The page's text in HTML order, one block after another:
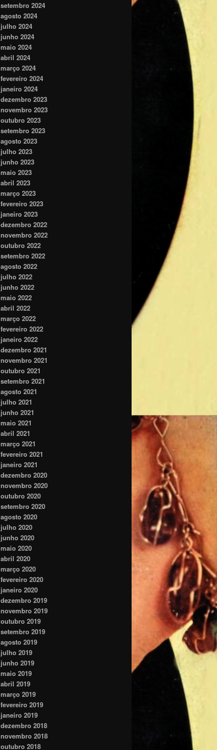
setembro 2024
agosto 2024
julho 2024
junho 2024
maio 2024
abril 2024
março 2024
fevereiro 2024
janeiro 2024
dezembro 2023
novembro 2023
outubro 2023
setembro 2023
agosto 2023
julho 2023
junho 2023
maio 2023
abril 2023
março 2023
fevereiro 2023
janeiro 2023
dezembro 2022
novembro 2022
outubro 2022
setembro 2022
agosto 2022
julho 2022
junho 2022
maio 2022
abril 2022
março 2022
fevereiro 2022
janeiro 2022
dezembro 2021
novembro 2021
outubro 2021
setembro 2021
agosto 2021
julho 2021
junho 2021
maio 2021
abril 2021
março 2021
fevereiro 2021
janeiro 2021
dezembro 2020
novembro 2020
outubro 2020
setembro 2020
agosto 2020
julho 2020
junho 2020
maio 2020
abril 2020
março 2020
fevereiro 2020
janeiro 2020
dezembro 2019
novembro 2019
outubro 2019
setembro 2019
agosto 2019
julho 2019
junho 2019
maio 2019
abril 2019
março 2019
fevereiro 2019
janeiro 2019
dezembro 2018
novembro 2018
outubro 2018